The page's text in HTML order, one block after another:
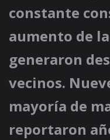
constante
aumento de
generaron
vecinos.
mayoría de
reportaron